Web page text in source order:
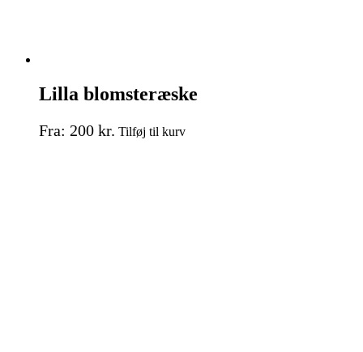
Lilla blomsteræske
Fra: 200 kr. Tilføj til kurvDette